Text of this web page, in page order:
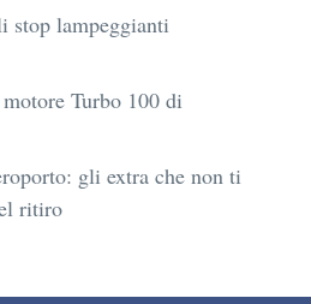
stop lampeggianti
Turbo 100 di
gli extra che non ti
ritiro